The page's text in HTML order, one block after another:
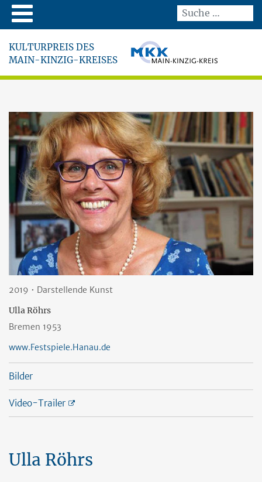
KULTURPREIS DES
MAIN-KINZIG-KREISES
2019 • Darstellende Kunst
Ulla Röhrs
Bremen 1953
www.Festspiele.Hanau.de
Bilder
Video-Trailer
Ulla Röhrs